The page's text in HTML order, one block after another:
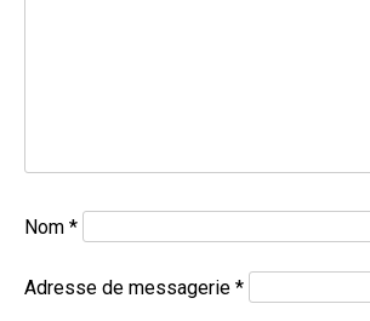
Nom *
Adresse de messagerie *